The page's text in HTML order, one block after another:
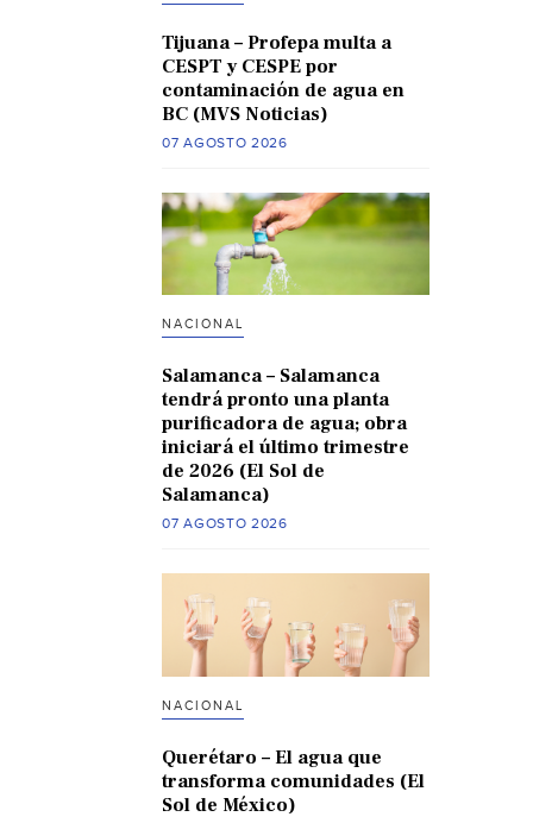
Tijuana – Profepa multa a
CESPT y CESPE por
contaminación de agua en
BC (MVS Noticias)
07 AGOSTO 2026
NACIONAL
Salamanca – Salamanca
tendrá pronto una planta
purificadora de agua; obra
iniciará el último trimestre
de 2026 (El Sol de
Salamanca)
07 AGOSTO 2026
NACIONAL
Querétaro – El agua que
transforma comunidades (El
Sol de México)